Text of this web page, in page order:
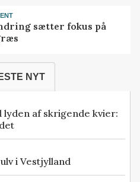
sætter fokus på
NYT
lyden af skrigende kvier:
i Vestjylland